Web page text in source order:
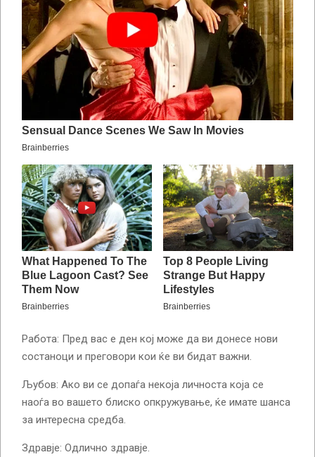
Работа: Пред вас е ден кој може да ви донесе нови
состаноци и преговори кои ќе ви бидат важни.
Љубов: Ако ви се допаѓа некоја личноста која се
наоѓа во вашето блиско опкружување, ќе имате шанса
за интересна средба.
Здравје: Одлично здравје.